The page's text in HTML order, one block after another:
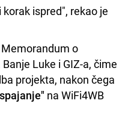
ispred", rekao je
o
Luke i GIZ-a, čime
projekta, nakon čega
na WiFi4WB